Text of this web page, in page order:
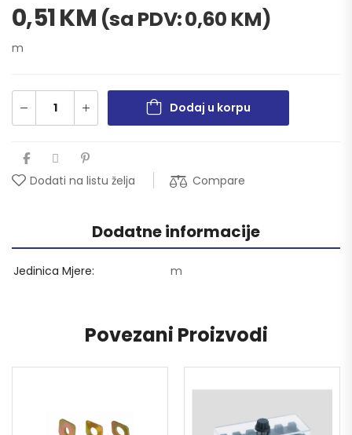
0,51KM (sa PDV:0,60 KM)
m
Dodaj u korpu
Dodati na listu želja Compare
Dodatne informacije
Jedinica Mjere m
Povezani Proizvodi